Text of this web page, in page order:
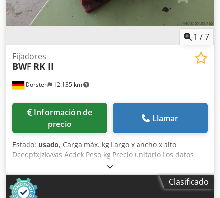
1 /7
Dorsten 12.135 km
Fijadores
BWF RK II
Información de
precio
Llamar
Estado: usado, Carga máx. kg Largo x ancho x alto
Dcedpfxjzkvvas Acdek Peso kg Precio unitario Los datos
técnicos son información proporcionada por el fabricante
o el operador y, por lo tanto, no son vinculantes para
nosotros. Nos reservamos el derecho a realizar ventas
intermedias; solo se aplicarán nuestras condiciones
Clasificado